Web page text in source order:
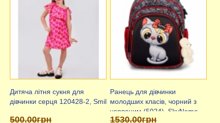
Дитяча літня сукня для
дівчинки серця 120428-2, Smil
500.00грн
Ранець для дівчинки
молодших класів, чорний з
червоним (5024), SkyName
1530.00грн